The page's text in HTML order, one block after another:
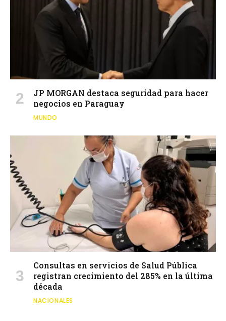
JP MORGAN destaca seguridad para hacer
negocios en Paraguay
MUNDO
Consultas en servicios de Salud Pública
registran crecimiento del 285% en la última
década
NACIONALES